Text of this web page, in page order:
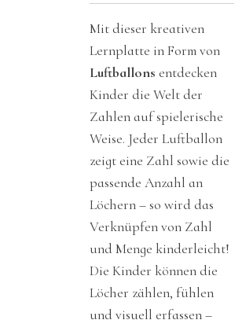
Mit dieser kreativen
Lernplatte in Form von
Luftballons entdecken
Kinder die Welt der
Zahlen auf spielerische
Weise. Jeder Luftballon
zeigt eine Zahl sowie die
passende Anzahl an
Löchern – so wird das
Verknüpfen von Zahl
und Menge kinderleicht!
Die Kinder können die
Löcher zählen, fühlen
und visuell erfassen –